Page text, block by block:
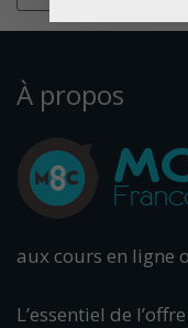
À propos
aux cours en ligne
L’essentiel de